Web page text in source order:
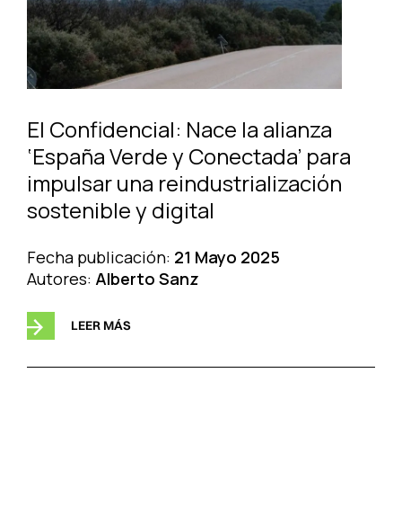
El Confidencial: Nace la alianza
‘España Verde y Conectada’ para
impulsar una reindustrialización
sostenible y digital
Fecha publicación: 21 Mayo 2025
Autores: Alberto Sanz
LEER MÁS